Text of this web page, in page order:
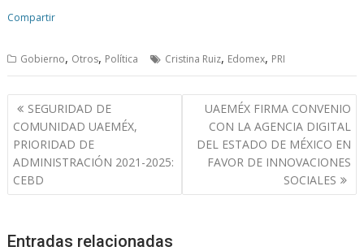
Compartir
Gobierno, Otros, Política Cristina Ruiz, Edomex, PRI
N
a
v
e
g
c
SEGURIDAD DE
COMUNIDAD UAEMÉX,
PRIORIDAD DE
ADMINISTRACIÓN 2021-2025:
CEBD
UAEMÉX FIRMA CONVENIO
CON LA AGENCIA DIGITAL
DEL ESTADO DE MÉXICO EN
FAVOR DE INNOVACIONES
SOCIALES
Entradas relacionadas